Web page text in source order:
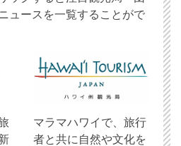
ュースを一覧することがで
マラマハワイで、旅行
者と共に自然や文化を